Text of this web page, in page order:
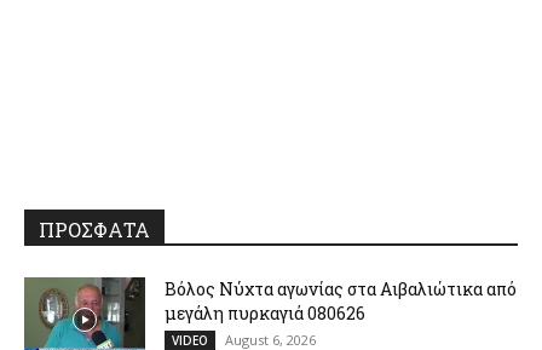
ΠΡΟΣΦΑΤΑ
Βόλος Νύχτα αγωνίας στα Αιβαλιώτικα από
μεγάλη πυρκαγιά 080626
VIDEO August 6, 2026